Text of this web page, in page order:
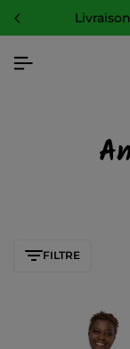
FILTRE